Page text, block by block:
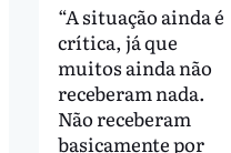
“A situação ainda é
crítica, já que
muitos ainda não
receberam nada.
Não receberam
basicamente por